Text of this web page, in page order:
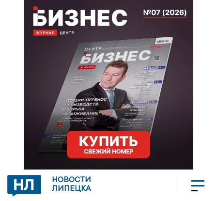
НОВОСТИ
ЛИПЕЦКА